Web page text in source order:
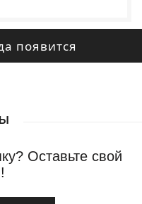
появится
Оставьте свой